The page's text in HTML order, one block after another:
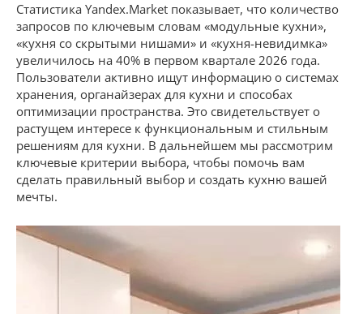
Статистика Yandex.Market показывает, что количество
запросов по ключевым словам «модульные кухни»,
«кухня со скрытыми нишами» и «кухня-невидимка»
увеличилось на 40% в первом квартале 2026 года.
Пользователи активно ищут информацию о системах
хранения, органайзерах для кухни и способах
оптимизации пространства. Это свидетельствует о
растущем интересе к функциональным и стильным
решениям для кухни. В дальнейшем мы рассмотрим
ключевые критерии выбора, чтобы помочь вам
сделать правильный выбор и создать кухню вашей
мечты.